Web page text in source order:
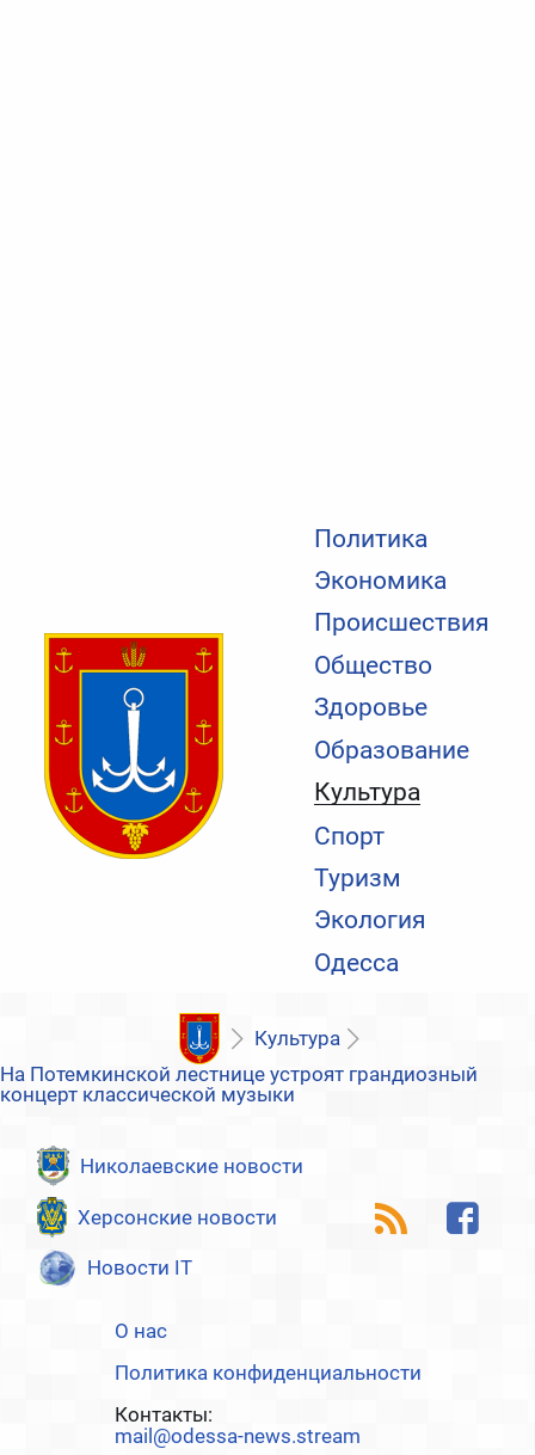
Политика
Экономика
Происшествия
Общество
Здоровье
Образование
Культура
Спорт
Туризм
Экология
Одесса
Культура
На Потемкинской лестнице устроят грандиозный
концерт классической музыки
Николаевские новости
Херсонские новости
Новости IT
О нас
Политика конфиденциальности
Контакты:
mail@odessa-news.stream